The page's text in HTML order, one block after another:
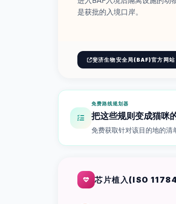
是获批的入境口岸。
斐济生物安全局(BAF)官方网站
免费路线规划器
把这些规则变成猫咪
免费获取针对该目的地的清
芯片植入(ISO